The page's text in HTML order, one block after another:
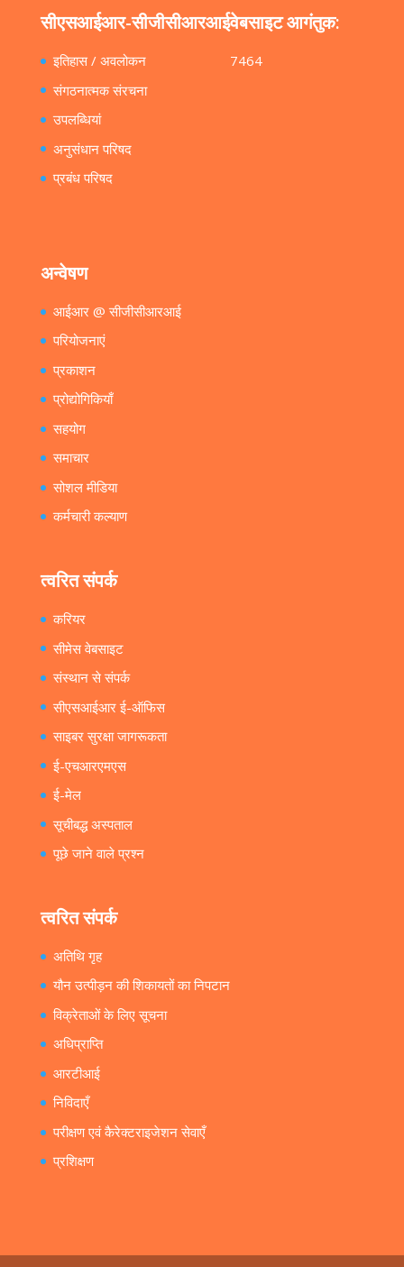
सीएसआईआर-सीजीसीआरआई
इतिहास / अवलोकन
संगठनात्मक संरचना
उपलब्धियां
अनुसंधान परिषद
प्रबंध परिषद
वेबसाइट आगंतुक:
7464
अन्वेषण
आईआर @ सीजीसीआरआई
परियोजनाएं
प्रकाशन
प्रोद्योगिकियाँ
सहयोग
समाचार
सोशल मीडिया
कर्मचारी कल्याण
त्वरित संपर्क
करियर
सीमेस वेबसाइट
संस्थान से संपर्क
सीएसआईआर ई-ऑफिस
साइबर सुरक्षा जागरूकता
ई-एचआरएमएस
ई-मेल
सूचीबद्ध अस्पताल
पूछे जाने वाले प्रश्न
त्वरित संपर्क
अतिथि गृह
यौन उत्पीड़न की शिकायतों का निपटान
विक्रेताओं के लिए सूचना
अधिप्राप्ति
आरटीआई
निविदाएँ
परीक्षण एवं कैरेक्टराइजेशन सेवाएँ
प्रशिक्षण